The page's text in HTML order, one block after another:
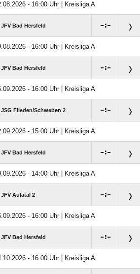
- 16:00 Uhr | Kreisliga A
JFV Bad Hersfeld :
- 16:00 Uhr | Kreisliga A
JFV Bad Hersfeld :
- 16:00 Uhr | Kreisliga A
JSG Flieden/​Schweben 2 :
- 15:00 Uhr | Kreisliga A
JFV Bad Hersfeld :
- 14:00 Uhr | Kreisliga A
JFV Aulatal 2 :
- 16:00 Uhr | Kreisliga A
JFV Bad Hersfeld :
- 16:00 Uhr | Kreisliga A